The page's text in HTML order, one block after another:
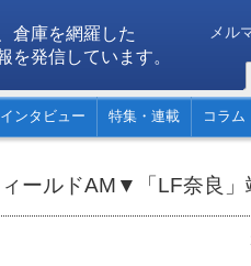
倉庫を網羅した
を発信しています。
メル
インタビュー 特集・連載 コラム
ールドAM▼「LF奈良」